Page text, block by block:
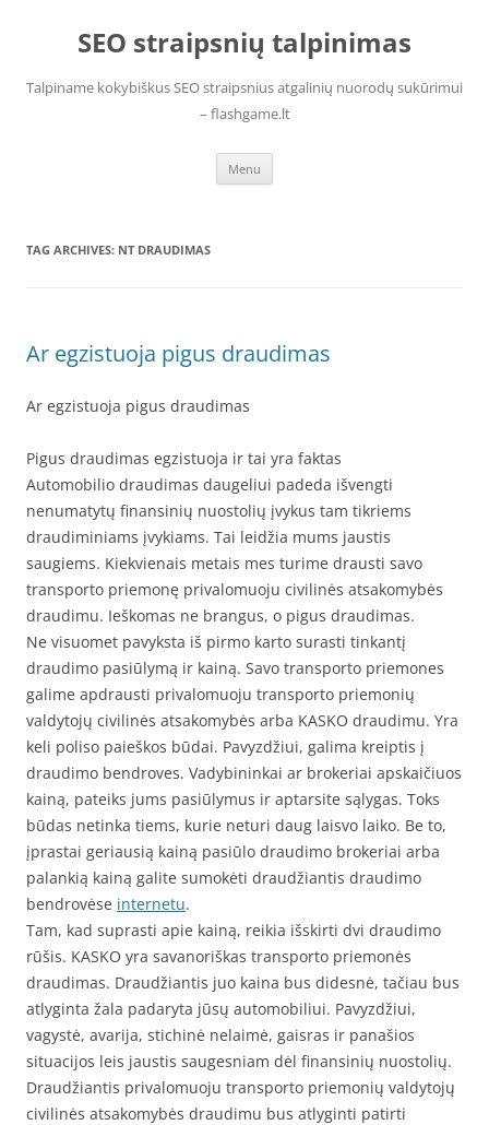
contentSEO straipsnių talpinimas
Talpiname kokybiškus SEO straipsnius atgalinių nuorodų sukūrimui
– flashgame.lt
Menu
TAG ARCHIVES: NT DRAUDIMAS
Ar egzistuoja pigus draudimas
Ar egzistuoja pigus draudimas
Pigus draudimas egzistuoja ir tai yra faktas
Automobilio draudimas daugeliui padeda išvengti
nenumatytų finansinių nuostolių įvykus tam tikriems
draudiminiams įvykiams. Tai leidžia mums jaustis
saugiems. Kiekvienais metais mes turime drausti savo
transporto priemonę privalomuoju civilinės atsakomybės
draudimu. Ieškomas ne brangus, o pigus draudimas.
Ne visuomet pavyksta iš pirmo karto surasti tinkantį
draudimo pasiūlymą ir kainą. Savo transporto priemones
galime apdrausti privalomuoju transporto priemonių
valdytojų civilinės atsakomybės arba KASKO draudimu. Yra
keli poliso paieškos būdai. Pavyzdžiui, galima kreiptis į
draudimo bendroves. Vadybininkai ar brokeriai apskaičiuos
kainą, pateiks jums pasiūlymus ir aptarsite sąlygas. Toks
būdas netinka tiems, kurie neturi daug laisvo laiko. Be to,
įprastai geriausią kainą pasiūlo draudimo brokeriai arba
palankią kainą galite sumokėti draudžiantis draudimo
bendrovėse internetu.
Tam, kad suprasti apie kainą, reikia išskirti dvi draudimo
rūšis. KASKO yra savanoriškas transporto priemonės
draudimas. Draudžiantis juo kaina bus didesnė, tačiau bus
atlyginta žala padaryta jūsų automobiliui. Pavyzdžiui,
vagystė, avarija, stichinė nelaimė, gaisras ir panašios
situacijos leis jaustis saugesniam dėl finansinių nuostolių.
Draudžiantis privalomuoju transporto priemonių valdytojų
civilinės atsakomybės draudimu bus atlyginti patirti